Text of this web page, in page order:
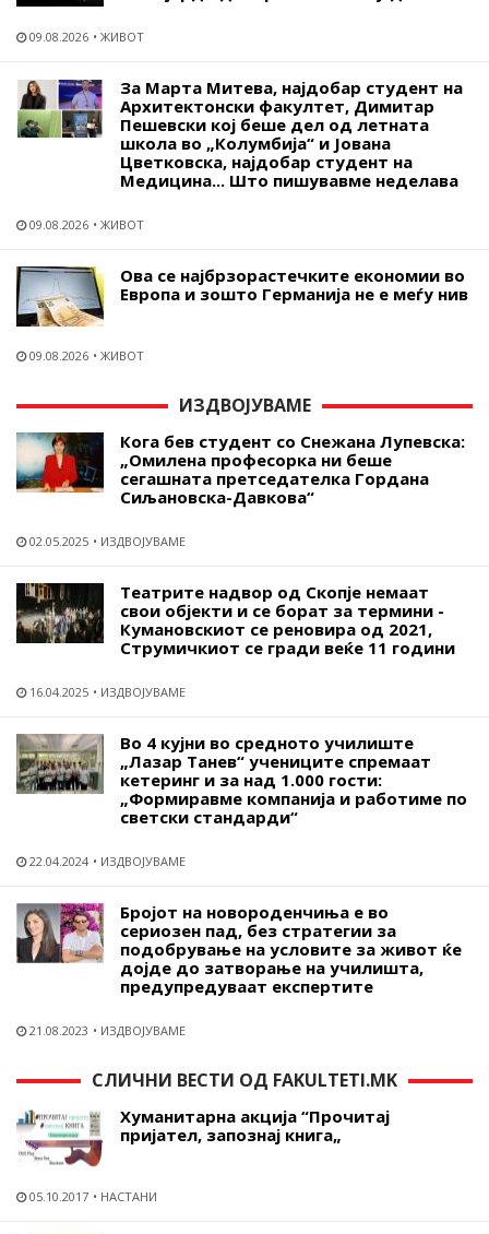
09.08.2026 ЖИВОТ
За Марта Митева, најдобар студент на
Архитектонски факултет, Димитар
Пешевски кој беше дел од летната
школа во „Колумбија“ и Јована
Цветковска, најдобар студент на
Медицина... Што пишувавме неделава
09.08.2026 ЖИВОТ
Ова се најбрзорастечките економии во
Европа и зошто Германија не е меѓу нив
09.08.2026 ЖИВОТ
ИЗДВОЈУВАМЕ
Кога бев студент со Снежана Лупевска:
„Омилена професорка ни беше
сегашната претседателка Гордана
Сиљановска-Давкова“
02.05.2025 ИЗДВОЈУВАМЕ
Театрите надвор од Скопје немаат
свои објекти и се борат за термини -
Кумановскиот се реновира од 2021,
Струмичкиот се гради веќе 11 години
16.04.2025 ИЗДВОЈУВАМЕ
Во 4 кујни во средното училиште
„Лазар Танев“ учениците спремаат
кетеринг и за над 1.000 гости:
„Формиравме компанија и работиме по
светски стандарди“
22.04.2024 ИЗДВОЈУВАМЕ
Бројот на новороденчиња е во
сериозен пад, без стратегии за
подобрување на условите за живот ќе
дојде до затворање на училишта,
предупредуваат експертите
21.08.2023 ИЗДВОЈУВАМЕ
СЛИЧНИ ВЕСТИ ОД FAKULTETI.MK
Хуманитарна акција “Прочитај
пријател, запознај книга„
05.10.2017 НАСТАНИ